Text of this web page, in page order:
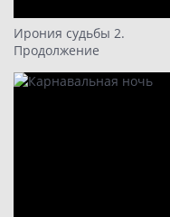
Ирония судьбы 2.
Продолжение